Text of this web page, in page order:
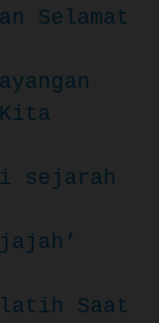
Selamat
sejarah
Saat